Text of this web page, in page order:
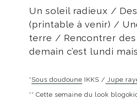
Un soleil radieux /
(printable à venir) /
terre / Rencontrer
demain c’est lundi
* Sous doudoune IKKS / Jupe
** Cette semaine du look